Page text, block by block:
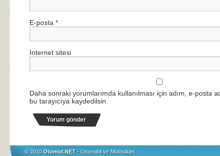
E-posta *
İnternet sitesi
Daha sonraki yorumlarımda kullanılması için adım, e-posta
bu tarayıcıya kaydedilsin.
© 2010Otomot.NET- Otomobil ve Motosiklet